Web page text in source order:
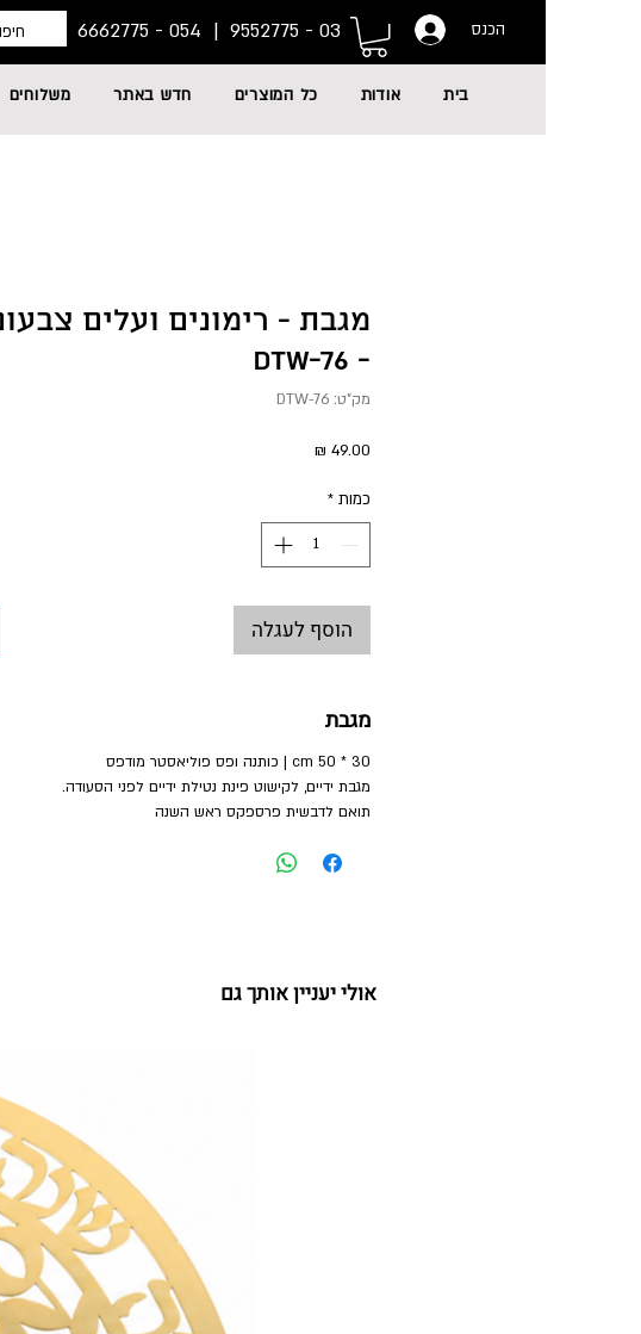
הכנס 03 - 9552775 |
בית אודות כל המוצרים חדש באתר משלוחים
מגבת - רימונים ועלים
- DTW-76
מק"ט: DTW-76
מחיר
כמות *
הוסף לעגלה
מגבת
30 * 50 cm | כותנה ופס פוליאסטר מודפס
מגבת ידיים, לקישוט פינת נטילת ידיים לפני הסעודה.
תואם לדבשית פרספקס ראש השנה
אולי יעניין אותך גם